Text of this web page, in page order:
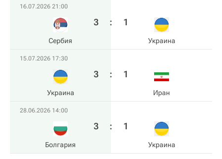
16.07.2026 21:00
Сербия
3 : 1
Украина
15.07.2026 17:30
Украина
3 : 1
Иран
28.06.2026 14:00
Болгария
3 : 1
Украина